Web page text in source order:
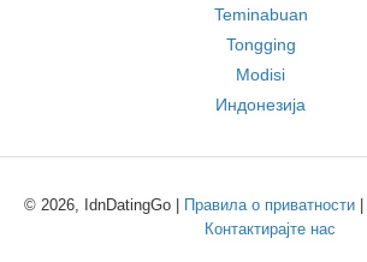
Teminabuan
Tongging
Modisi
Индонезија
© 2026, IdnDatingGo | Правила о приватности|
Контактирајте нас